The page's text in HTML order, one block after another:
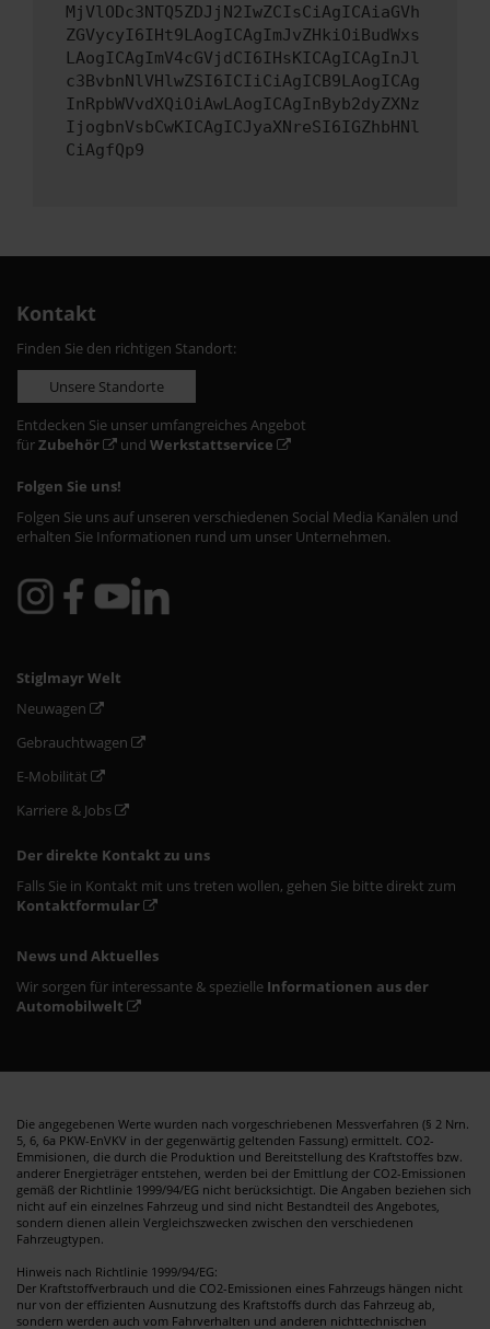
MjVlODc3NTQ5ZDJjN2IwZCIsCiAgICAiaGVh
ZGVycyI6IHt9LAogICAgImJvZHkiOiBudWxs
LAogICAgImV4cGVjdCI6IHsKICAgICAgInJl
c3BvbnNlVHlwZSI6ICIiCiAgICB9LAogICAg
InRpbWVvdXQiOiAwLAogICAgInByb2dyZXNz
IjogbnVsbCwKICAgICJyaXNreSI6IGZhbHNl
CiAgfQp9
Kontakt
Finden Sie den richtigen Standort:
Unsere Standorte
Entdecken Sie unser umfangreiches Angebot
fürZubehör und Werkstattservice
Folgen Sie uns!
Folgen Sie uns auf unseren verschiedenen Social Media Kanälen und
erhalten Sie Informationen rund um unser Unternehmen.
Stiglmayr Welt
Neuwagen
Gebrauchtwagen
E-Mobilität
Karriere & Jobs
Der direkte Kontakt zu uns
Falls Sie in Kontakt mit uns treten wollen, gehen Sie bitte direkt zum
Kontaktformular
News und Aktuelles
Wir sorgen für interessante & spezielle Informationen aus der
Automobilwelt
Die angegebenen Werte wurden nach vorgeschriebenen Messverfahren (§ 2 Nrn.
5, 6, 6a PKW-EnVKV in der gegenwärtig geltenden Fassung) ermittelt. CO2-
Emmisionen, die durch die Produktion und Bereitstellung des Kraftstoffes bzw.
anderer Energieträger entstehen, werden bei der Emittlung der CO2-Emissionen
gemäß der Richtlinie 1999/94/EG nicht berücksichtigt. Die Angaben beziehen sich
nicht auf ein einzelnes Fahrzeug und sind nicht Bestandteil des Angebotes,
sondern dienen allein Vergleichszwecken zwischen den verschiedenen
Fahrzeugtypen.
Hinweis nach Richtlinie 1999/94/EG:
Der Kraftstoffverbrauch und die CO2-Emissionen eines Fahrzeugs hängen nicht
nur von der effizienten Ausnutzung des Kraftstoffs durch das Fahrzeug ab,
sondern werden auch vom Fahrverhalten und anderen nichttechnischen